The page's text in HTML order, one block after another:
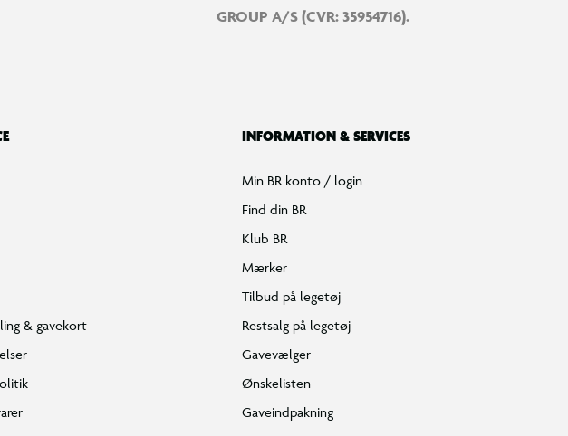
GROUP A/S (CVR: 35954716).
& gavekort
INFORMATION & SERVICES
Min BR konto / login
Find din BR
Klub BR
Mærker
Tilbud på legetøj
Restsalg på legetøj
Gavevælger
Ønskelisten
Gaveindpakning